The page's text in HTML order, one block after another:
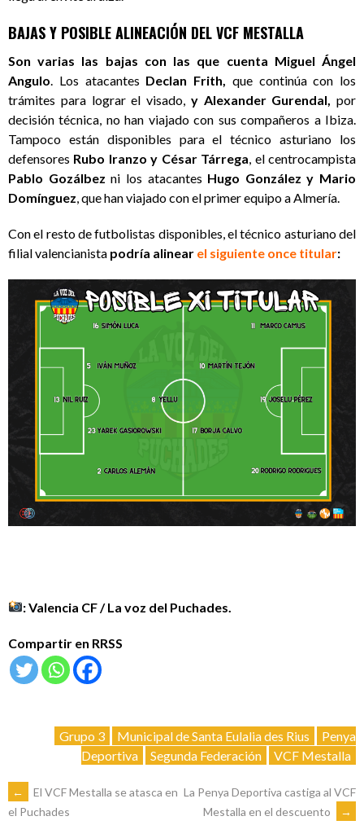
BAJAS Y POSIBLE ALINEACIÓN DEL VCF MESTALLA
Son varias las bajas con las que cuenta Miguel Ángel
Angulo. Los atacantes Declan Frith, que continúa con los
trámites para lograr el visado, y Alexander Gurendal, por
decisión técnica, no han viajado con sus compañeros a Ibiza.
Tampoco están disponibles para el técnico asturiano los
defensores Rubo Iranzo y César Tárrega, el centrocampista
Pablo Gozálbez ni los atacantes Hugo González y Mario
Domínguez, que han viajado con el primer equipo a Almería.
Con el resto de futbolistas disponibles, el técnico asturiano del
filial valencianista podría alinear el siguiente once titular:
: Valencia CF / La voz del Puchades.
Compartir en RRSS
Grupo 3 Municipal de Santa Eulalia des Rius
Penya
Deportiva
Segunda Federación VCF Mestalla
NAVEGACIÓN
←
El VCF Mestalla se atasca en
el Puchades
La Penya Deportiva castiga al VCF
Mestalla en el descuento
→